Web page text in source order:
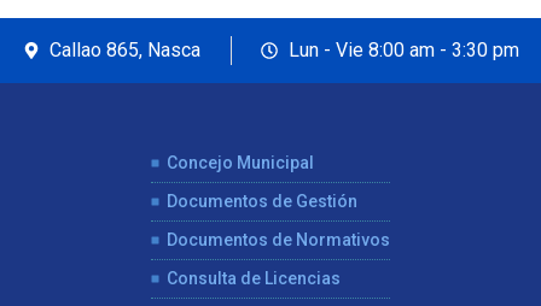
Callao 865, Nasca Lun - Vie 8:00 am - 3:30 pm
Concejo Municipal
Documentos de Gestión
Documentos de Normativos
Consulta de Licencias